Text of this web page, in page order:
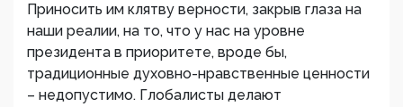
Приносить им клятву верности, закрыв глаза на
наши реалии, на то, что у нас на уровне
президента в приоритете, вроде бы,
традиционные духовно-нравственные ценности
– недопустимо. Глобалисты делают